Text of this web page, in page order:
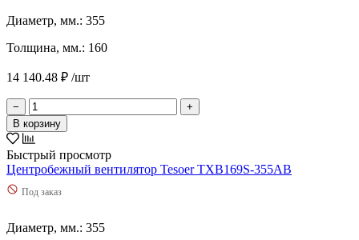
Диаметр, мм.: 355
Толщина, мм.: 160
14 140.48 ₽ /шт
−
+
В корзину
Быстрый просмотр
Центробежный вентилятор Tesoer TXB169S-355AB
Под заказ
Диаметр, мм.: 355